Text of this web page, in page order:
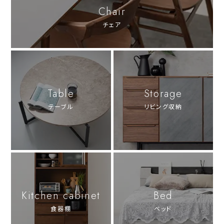
Chair
チェア
Table
テーブル
Storage
リビング収納
Kitchen cabinet
食器棚
Bed
ベッド